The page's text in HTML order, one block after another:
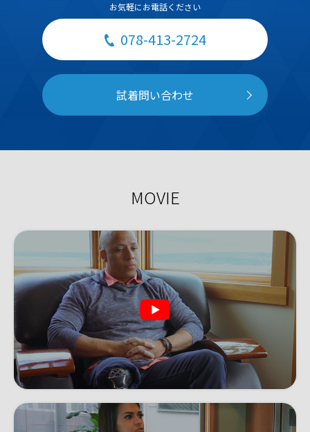
お気軽にお電話ください
078-413-2724
試着問い合わせ
MOVIE